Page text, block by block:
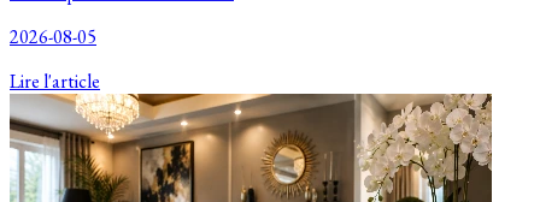
2026-08-05
Lire l'article